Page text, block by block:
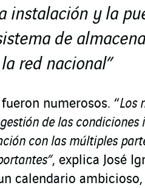
instalación y la
de
red nacional”
numerosos. “Los
de las condiciones
con las múltiples
, explica José
calendario